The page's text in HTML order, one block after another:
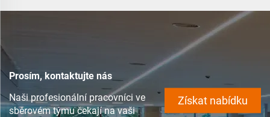
Prosím, kontaktujte nás
Naši profesionální pracovníci ve
sběrovém týmu čekají na vaši
Získat nabídku